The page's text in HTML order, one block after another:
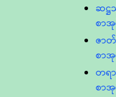
ဆဋ္
စာအု
ဇာ
စာအု
တရ
စာအု